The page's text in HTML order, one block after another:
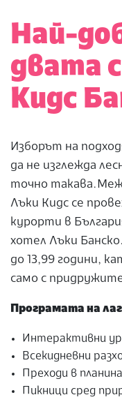
Най-
двата
Кидс
Изборът на
да не изглежда
точно такава.
Лъки Кидс се
курорти в
хотел Лъки
до 13,99 години,
само с
Програмата на
Интерактивни
Всекидневни
Преходи в
Пикници сред